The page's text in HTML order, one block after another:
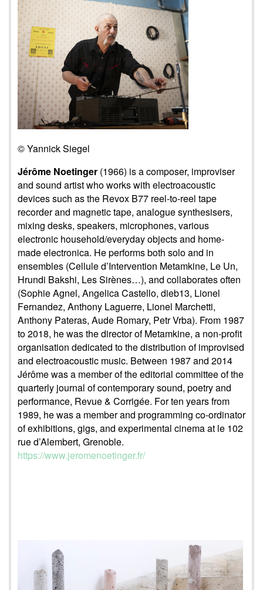
© Yannick Siegel
Jérôme Noetinger (1966) is a composer, improviser
and sound artist who works with electroacoustic
devices such as the Revox B77 reel-to-reel tape
recorder and magnetic tape, analogue synthesisers,
mixing desks, speakers, microphones, various
electronic household/everyday objects and home-
made electronica. He performs both solo and in
ensembles (Cellule d’Intervention Metamkine, Le Un,
Hrundi Bakshi, Les Sirènes…), and collaborates often
(Sophie Agnel, Angelica Castello, dieb13, Lionel
Fernandez, Anthony Laguerre, Lionel Marchetti,
Anthony Pateras, Aude Romary, Petr Vrba). From 1987
to 2018, he was the director of Metamkine, a non-profit
organisation dedicated to the distribution of improvised
and electroacoustic music. Between 1987 and 2014
Jérôme was a member of the editorial committee of the
quarterly journal of contemporary sound, poetry and
performance, Revue & Corrigée. For ten years from
1989, he was a member and programming co-ordinator
of exhibitions, gigs, and experimental cinema at le 102
rue d’Alembert, Grenoble.
https://www.jeromenoetinger.fr/